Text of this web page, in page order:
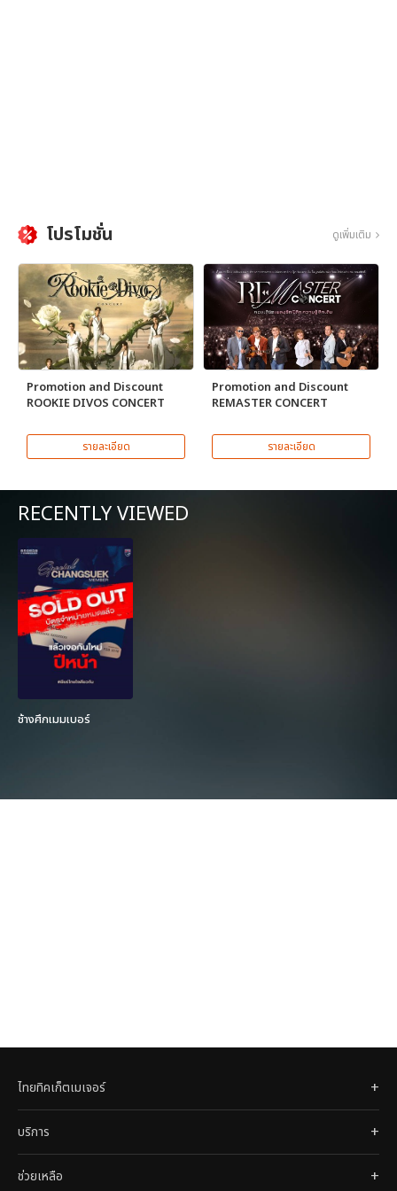
โปรโมชั่น ดูเพิ่มเติม
Promotion and Discount
ROOKIE DIVOS CONCERT
รายละเอียด
Promotion and Discount
REMASTER CONCERT
รายละเอียด
RECENTLY VIEWED
ช้างศึกเมมเบอร์
ไทยทิคเก็ตเมเจอร์
บริการ
ช่วยเหลือ